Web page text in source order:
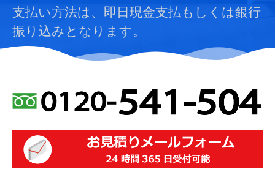
支払い方法は、即日現金支払もしくは銀行
振り込みとなります。